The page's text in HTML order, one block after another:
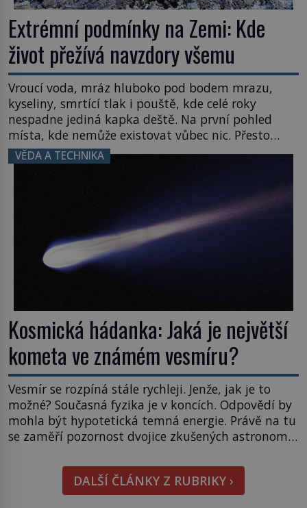
Extrémní podmínky na Zemi: Kde
život přežívá navzdory všemu
Vroucí voda, mráz hluboko pod bodem mrazu,
kyseliny, smrtící tlak i pouště, kde celé roky
nespadne jediná kapka deště. Na první pohled
místa, kde nemůže existovat vůbec nic. Přesto
právě tady vědci objevují organismy, které
posouvají hranice života. Každý nový nález mění
naše představy o tom, co všechno dokáže příroda a
napovídá, kde bychom jednou […]
VĚDA A TECHNIKA
Kosmická hádanka: Jaká je největší
kometa ve známém vesmíru?
Vesmír se rozpíná stále rychleji. Jenže, jak je to
možné? Současná fyzika je v koncích. Odpovědí by
mohla být hypotetická temná energie. Právě na tu
se zaměří pozornost dvojice zkušených astronomů.
hmatatelnějšího. Naprosto rekordní kometu!
Astronomové Pedro Bernardinelli a Gary Bernstein
mravenčí prací zkoumají archivní snímky v rámci
DALŠÍ ČLÁNKY Z RUBRIKY ›